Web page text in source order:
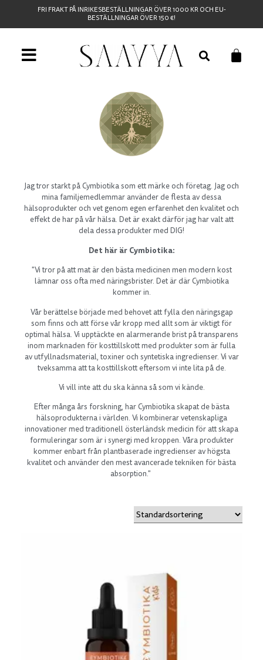
FRI FRAKT PÅ INRIKESBESTÄLLNINGAR ÖVER 1000 KR OCH EU-
BESTÄLLNINGAR ÖVER 150 €!
Jag tror starkt på Cymbiotika som ett märke och företag. Jag och
mina familjemedlemmar använder de flesta av dessa
hälsoprodukter och vet genom egen erfarenhet den kvalitet och
effekt de har på vår hälsa. Det är exakt därför jag har valt att
dela dessa produkter med DIG!
Det här är Cymbiotika:
"Vi tror på att mat är den bästa medicinen men modern kost
lämnar oss ofta med näringsbrister. Det är där Cymbiotika
kommer in.
Vår berättelse började med behovet att fylla den näringsgap
som finns och att förse vår kropp med allt som är viktigt för
optimal hälsa. Vi upptäckte en alarmerande brist på transparens
inom marknaden för kosttillskott med produkter som är fulla
av utfyllnadsmaterial, toxiner och syntetiska ingredienser. Vi var
tveksamma att ta kosttillskott eftersom vi inte lita på de.
Vi vill inte att du ska känna så som vi kände.
Efter många års forskning, har Cymbiotika skapat de bästa
hälsoprodukterna i världen. Vi kombinerar vetenskapliga
innovationer med traditionell österländsk medicin för att skapa
formuleringar som är i synergi med kroppen. Våra produkter
kommer enbart från plantbaserade ingredienser av högsta
kvalitet och använder den mest avancerade tekniken för bästa
absorption."